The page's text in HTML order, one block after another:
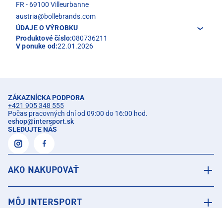
FR - 69100 Villeurbanne
austria@bollebrands.com
ÚDAJE O VÝROBKU
Produktové číslo:080736211
V ponuke od:22.01.2026
ZÁKAZNÍCKA PODPORA
+421 905 348 555
Počas pracovných dní od 09:00 do 16:00 hod.
eshop@intersport.sk
SLEDUJTE NÁS
AKO NAKUPOVAŤ
MÔJ INTERSPORT